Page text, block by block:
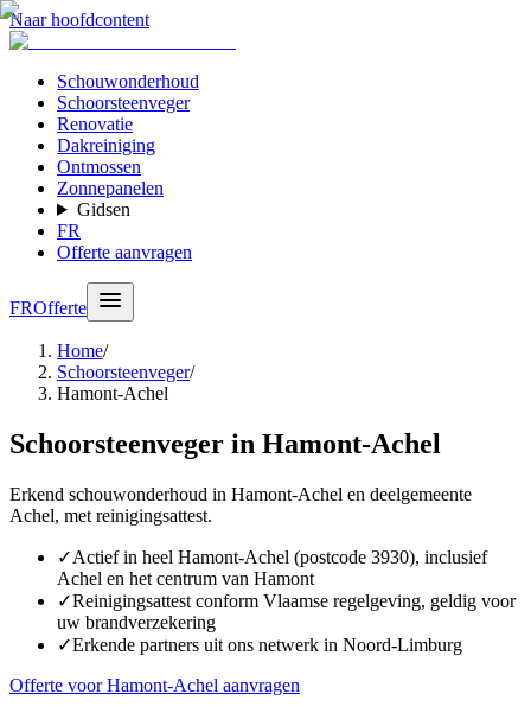
Naar hoofdcontent
Schouwonderhoud
Schoorsteenveger
Renovatie
Dakreiniging
Ontmossen
Zonnepanelen
Gidsen
FR
Offerte aanvragen
FROfferte
Home/
Schoorsteenveger/
Hamont-Achel
Schoorsteenveger in Hamont-Achel
Erkend schouwonderhoud in Hamont-Achel en deelgemeente
Achel, met reinigingsattest.
✓Actief in heel Hamont-Achel (postcode 3930), inclusief
Achel en het centrum van Hamont
✓Reinigingsattest conform Vlaamse regelgeving, geldig voor
uw brandverzekering
✓Erkende partners uit ons netwerk in Noord-Limburg
Offerte voor Hamont-Achel aanvragen